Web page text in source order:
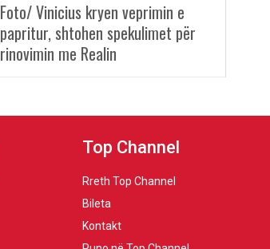
Foto/ Vinicius kryen veprimin e
papritur, shtohen spekulimet për
rinovimin me Realin
Top Channel
Rreth Top Channel
Bileta
Kontakt